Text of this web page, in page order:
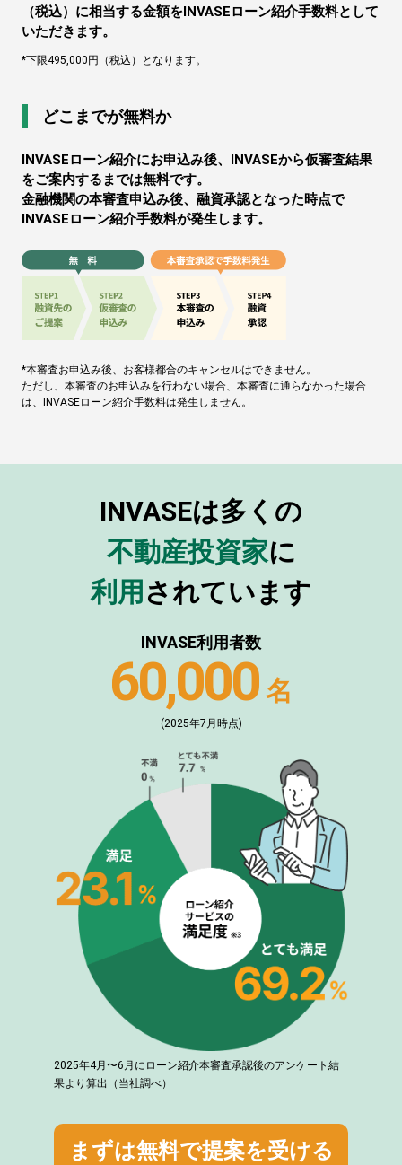
（税込）に相当する金額をINVASEローン紹介手数料として
いただきます。
*下限495,000円（税込）となります。
どこまでが無料か
INVASEローン紹介にお申込み後、INVASEから仮審査結果
をご案内するまでは無料です。
金融機関の本審査申込み後、融資承認となった時点で
INVASEローン紹介手数料が発生します。
*本審査お申込み後、お客様都合のキャンセルはできません。
ただし、本審査のお申込みを行わない場合、本審査に通らなかった場合
は、INVASEローン紹介手数料は発生しません。
INVASEは多くの
不動産投資家に
利用 されています
INVASE利用者数
60,000 名
(2025年7月時点)
2025年4月〜6月にローン紹介本審査承認後のアンケート結
果より算出（当社調べ）
まずは無料で提案を受ける